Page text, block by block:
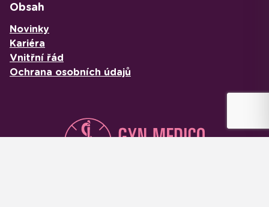
Obsah
Novinky
Kariéra
Vnitřní řád
Ochrana osobních údajů